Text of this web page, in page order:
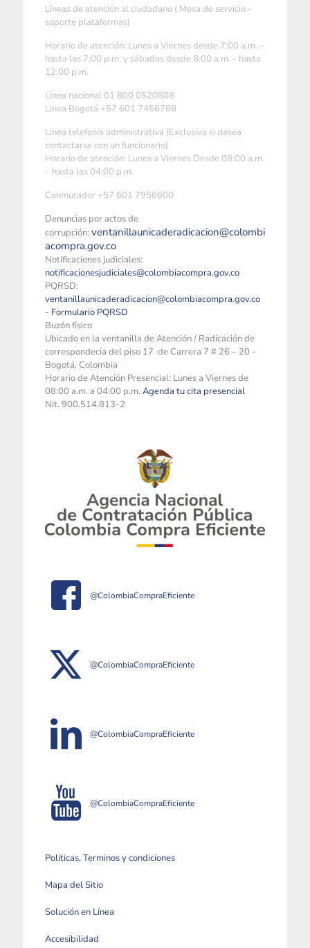
Líneas de atención al ciudadano ( Mesa de servicio -
soporte plataformas)
Horario de atención: Lunes a Viernes desde 7:00 a.m. –
hasta las 7:00 p.m. y sábados desde 8:00 a.m. - hasta
12:00 p.m.
Linea nacional 01 800 0520808
Linea Bogotá +57 601 7456788
Linea telefonía administrativa (Exclusiva si desea
contactarse con un funcionario)
Horario de atención: Lunes a Viernes Desde 08:00 a.m.
– hasta las 04:00 p.m.
Conmutador +57 601 7956600
Denuncias por actos de
corrupción: ventanillaunicaderadicacion@colombi
acompra.gov.co
Notificaciones judiciales:
notificacionesjudiciales@colombiacompra.gov.co
PQRSD:
ventanillaunicaderadicacion@colombiacompra.gov.co
- Formulario PQRSD
Buzón físico
Ubicado en la ventanilla de Atención / Radicación de
correspondecia del piso 17 de Carrera 7 # 26 – 20 -
Bogotá, Colombia
Horario de Atención Presencial: Lunes a Viernes de
08:00 a.m. a 04:00 p.m. Agenda tu cita presencial
Nit. 900.514.813-2
@ColombiaCompraEficiente
@ColombiaCompraEficiente
@ColombiaCompraEficiente
@ColombiaCompraEficiente
Políticas, Terminos y condiciones
Mapa del Sitio
Solución en Línea
Accesibilidad